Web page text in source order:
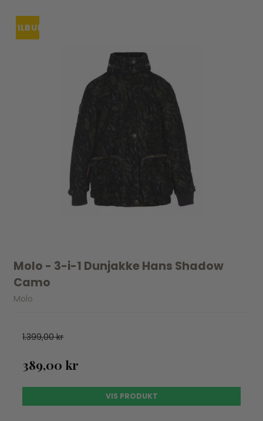
TILBUD
Molo - 3-i-1 Dunjakke Hans Shadow
Camo
Molo
1.399,00 kr
389,00 kr
VIS PRODUKT